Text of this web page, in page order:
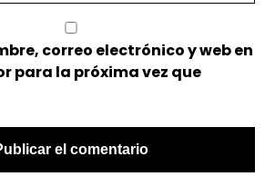
correo electrónico y web en
para la próxima vez que